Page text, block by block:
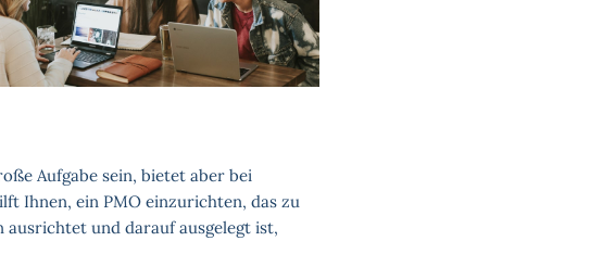
Aufgabe sein, bietet aber bei
Ihnen, ein PMO einzurichten, das zu
ausrichtet und darauf ausgelegt ist,